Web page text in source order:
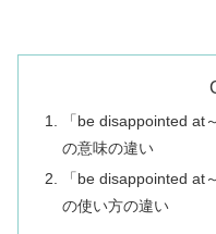
「be disappointed at
の意味の違い
「be disappointed at
の使い方の違い